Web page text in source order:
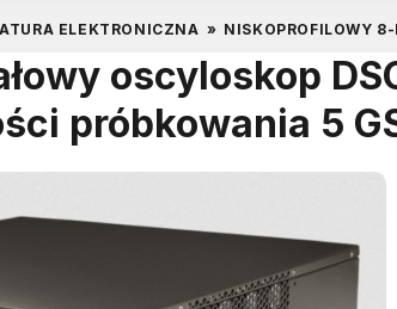
ELEKTRONICZNA » NISKOPROFILOWY
oscyloskop
próbkowania 5